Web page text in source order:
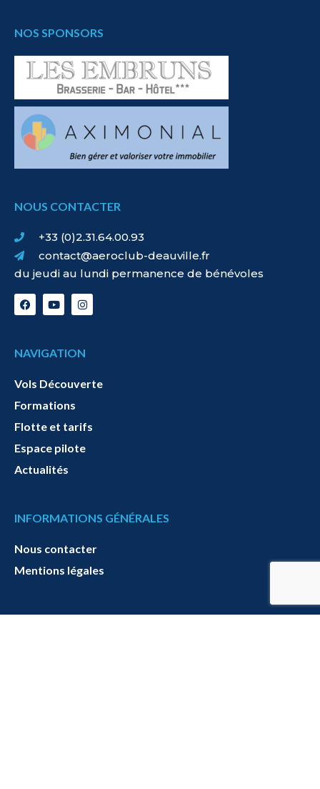
NOS SPONSORS
NOUS CONTACTER
+33 (0)2.31.64.00.93
contact@aeroclub-deauville.fr
du jeudi au lundi permanence de bénévoles
NAVIGATION
Vols Découverte
Formations
Flotte et tarifs
Espace pilote
Actualités
INFORMATIONS GÉNÉRALES
Nous contacter
Mentions légales